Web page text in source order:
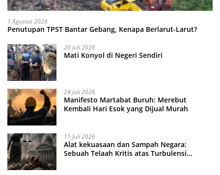
1 Agustus 2026
Penutupan TPST Bantar Gebang, Kenapa Berlarut-Larut?
26 Juli 2026
Mati Konyol di Negeri Sendiri
24 Juli 2026
Manifesto Martabat Buruh: Merebut
Kembali Hari Esok yang Dijual Murah
11 Juli 2026
Alat kekuasaan dan Sampah Negara:
Sebuah Telaah Kritis atas Turbulensi